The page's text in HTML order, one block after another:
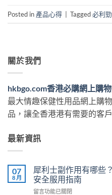
Posted in 產品心得 Tagged必利勁
關於我們
hkbgo.com香港必購網上購物
最大情趣保健性用品網上購
品，讓全香港港有需要的客
最新資訊
07
8 月
犀利士副作用有哪些
安全服用指南
在
留言功能已關閉